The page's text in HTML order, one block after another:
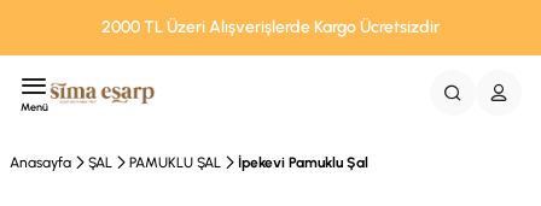
2000 TL Üzeri Alışverişlerde Kargo Ücretsizdir
Menü
Anasayfa ŞAL PAMUKLU ŞAL İpekevi Pamuklu Şal